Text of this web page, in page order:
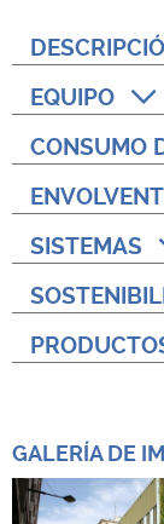
EQUIPO
CONSUMO
SISTEMAS
GALERÍA DE